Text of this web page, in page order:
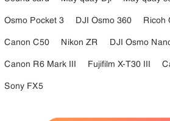
Osmo Pocket 3
DJI Osmo 360 Ricoh
Canon C50
Nikon ZR DJI Osmo
Canon R6 Mark III
Fujifilm X-T30 III
Sony FX5